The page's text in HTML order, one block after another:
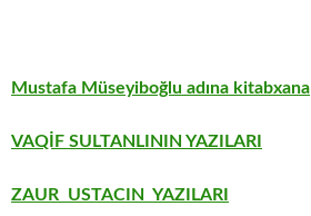
Mustafa Müseyiboğlu adına kitabxana
VAQİF SULTANLININ YAZILARI
ZAUR USTACIN YAZILARI